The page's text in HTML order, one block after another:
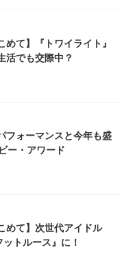
めて】『トワイライト』
活でも交際中？
フォーマンスと今年も盛
ー・アワード
めて】次世代アイドル
トルース』に！